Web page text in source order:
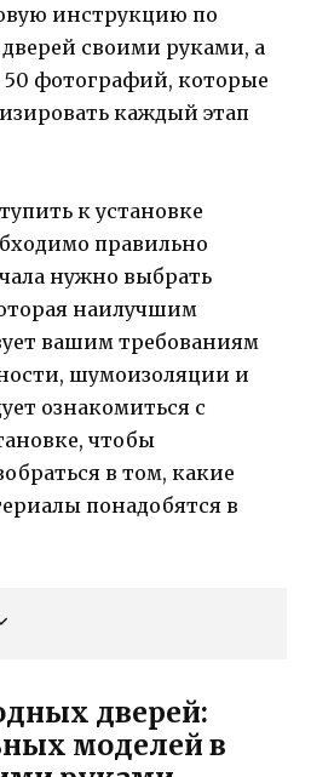
инструкцию по
своими руками, а
фотографий, которые
каждый этап
к установке
правильно
нужно выбрать
наилучшим
вашим требованиям
шумоизоляции и
ознакомиться с
чтобы
в том, какие
понадобятся в
дверей:
моделей в